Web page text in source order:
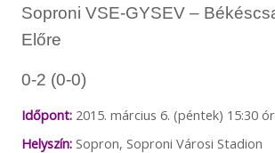
Soproni VSE-GYSEV –
Előre
0-2 (0-0)
Időpont:2015. március 6. (péntek) 15:30
Helyszín:Sopron, Soproni Városi Stadion